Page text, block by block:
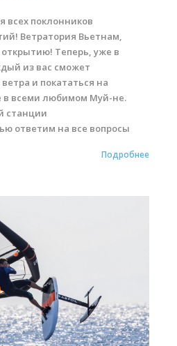
всех поклонников
Ветратория Вьетнам,
открытию! Теперь, уже в
из вас сможет
и покататься на
в всеми любимом Муй-не.
станции
ответим на все вопросы
Подробнее